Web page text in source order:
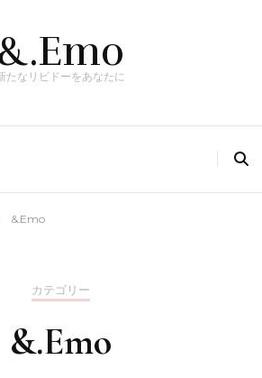
たなリビドーをあなたに
&.Emo
カテゴリー
&.Emo